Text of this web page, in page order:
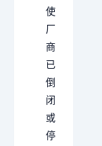
使
厂
商
已
倒
闭
或
停